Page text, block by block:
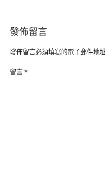
發佈留言
發佈留言必須填寫的電子郵件地
留言*